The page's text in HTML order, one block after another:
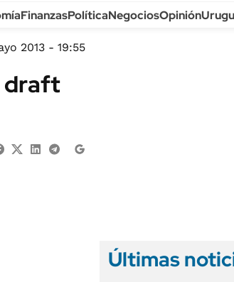
FinanzasPolíticaNegociosOpinión
2013 - 19:55
draft
Últimas